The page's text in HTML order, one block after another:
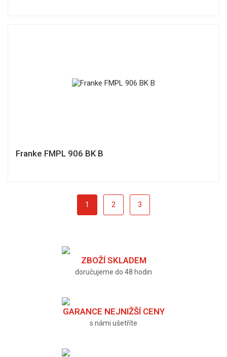
Franke FMPL 906 BK B
1 2 3
ZBOŽÍ SKLADEM
doručujeme do 48 hodin
GARANCE NEJNIŽŠÍ CENY
s námi ušetříte